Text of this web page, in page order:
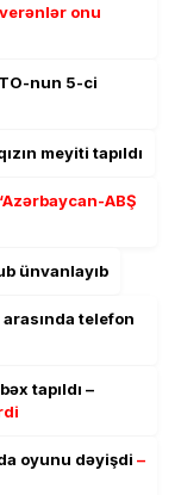
onu
nun 5-ci
meyiti tapıldı
ABŞ
ünvanlayıb
telefon
tapıldı –
oyunu dəyişdi –